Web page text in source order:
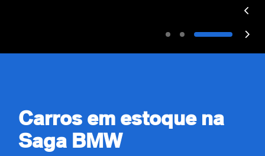
Carros em estoque na
Saga BMW